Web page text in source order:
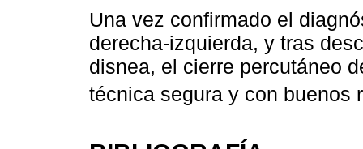
Una vez confirmado el
derecha-izquierda, y tras
disnea, el cierre percutáneo
técnica segura y con buenos